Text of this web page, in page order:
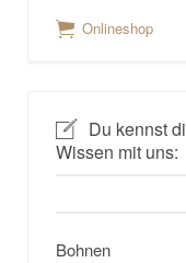
Onlineshop
Du kennst
Wissen mit uns:
Bohnen